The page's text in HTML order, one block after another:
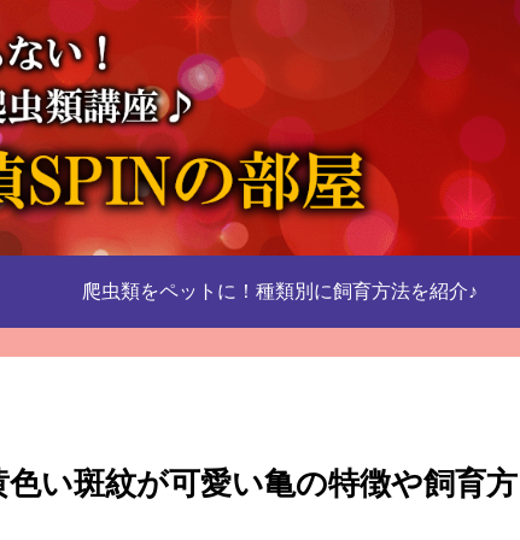
爬虫類をペットに！種類別に飼育方法を紹介♪
い斑紋が可愛い亀の特徴や飼育方